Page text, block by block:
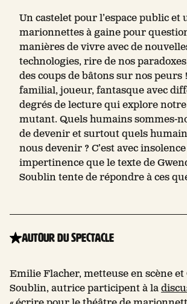
Un castelet pour l’espace public et
marionnettes à gaine pour
manières de vivre avec de
technologies, rire de nos
des coups de bâtons sur nos peurs
familial, joueur, fantasque avec
degrés de lecture qui explore
mutant. Quels humains sommes-
de devenir et surtout quels
nous devenir ? C’est avec
impertinence que le texte de
Soublin tente de répondre à ces
Autour du spectacle
Emilie Flacher, metteuse en scène
Soublin, autrice participent à la